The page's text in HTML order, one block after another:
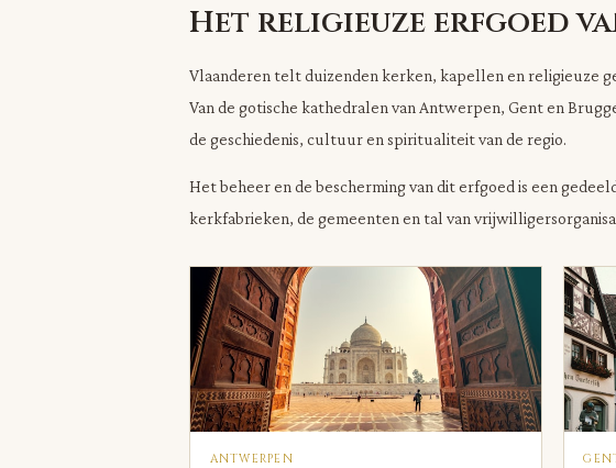
Het religieuze erfgoed
Vlaanderen telt duizenden kerken, kapellen en religieuze
Van de gotische kathedralen van Antwerpen, Gent en
de geschiedenis, cultuur en spiritualiteit van de regio.
Het beheer en de bescherming van dit erfgoed is een
kerkfabrieken, de gemeenten en tal van
ANTWERPEN